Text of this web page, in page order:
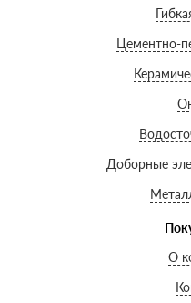
Цементно-
Доборные
О